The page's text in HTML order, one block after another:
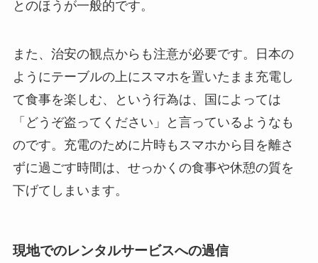
とのほうが一般的です。
また、治安の観点からも注意が必要です。日本の
ようにテーブルの上にスマホを置いたまま充電し
て食事を楽しむ、という行為は、国によっては
「どうぞ盗ってください」と言っているようなも
のです。充電のために片時もスマホから目を離さ
ずに過ごす時間は、せっかくの食事や休憩の質を
下げてしまいます。
現地でのレンタルサービスへの過信